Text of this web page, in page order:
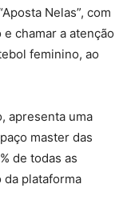
Nelas”, com
chamar a atenção
feminino, ao
apresenta uma
master das
de todas as
plataforma